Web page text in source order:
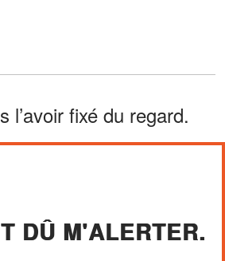
l’avoir fixé du regard.
DÛ M'ALERTER.